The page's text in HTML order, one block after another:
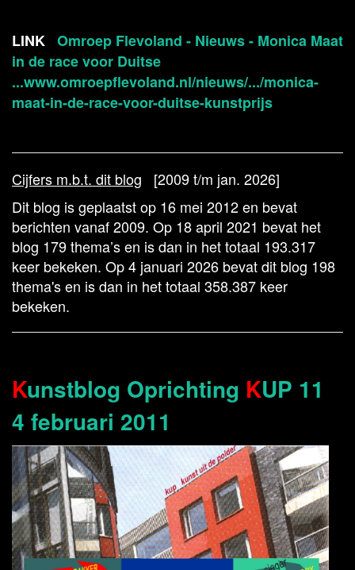
LINK Omroep Flevoland - Nieuws - Monica Maat
in de race voor Duitse
...www.omroepflevoland.nl/nieuws/.../monica-
maat-in-de-race-voor-duitse-kunstprijs
Cijfers m.b.t. dit blog [2009 t/m jan. 2026]
Dit blog is geplaatst op 16 mei 2012 en bevat
berichten vanaf 2009. Op 18 april 2021 bevat het
blog 179 thema’s en is dan in het totaal 193.317
keer bekeken. Op 4 januari 2026 bevat dit blog 198
thema's en is dan in het totaal 358.387 keer
bekeken.
Kunstblog Oprichting KUP 11
4 februari 2011